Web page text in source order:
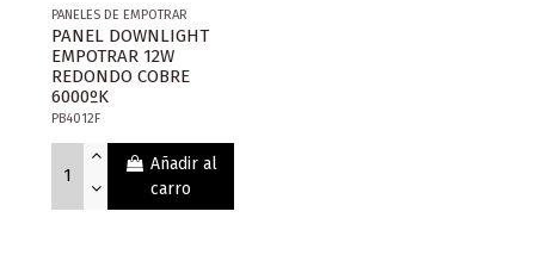
PANELES DE EMPOTRAR
PANEL DOWNLIGHT
EMPOTRAR 12W
REDONDO COBRE
6000ºK
PB4012F
Añadir al
carro